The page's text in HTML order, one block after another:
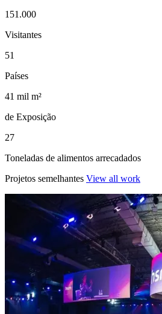
151.000
Visitantes
51
Países
41 mil m²
de Exposição
27
Toneladas de alimentos arrecadados
Projetos semelhantes View all work